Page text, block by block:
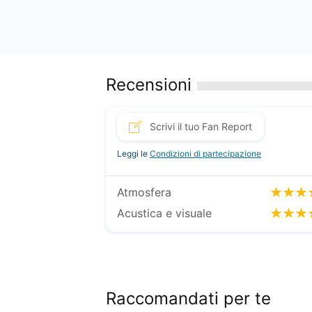
Recensioni
Scrivi il tuo Fan Report
Leggi le Condizioni di partecipazione
Atmosfera
Acustica e visuale
Raccomandati per te